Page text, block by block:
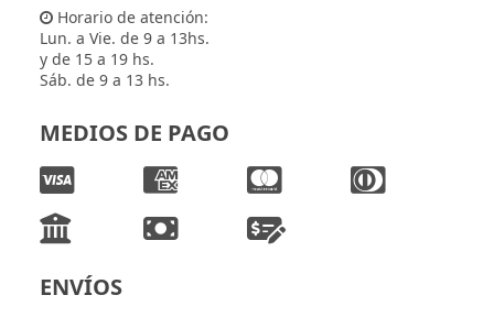
Horario de atención:
Lun. a Vie. de 9 a 13hs.
y de 15 a 19 hs.
Sáb. de 9 a 13 hs.
MEDIOS DE PAGO
ENVÍOS